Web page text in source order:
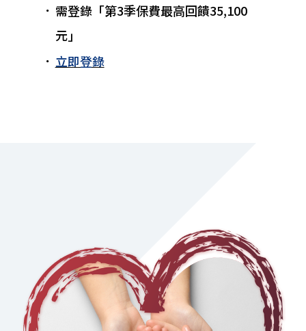
． 需登錄「第3季保費最高回饋35,100
元」
． 立即登錄